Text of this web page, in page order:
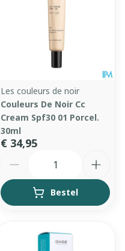
Les couleurs de noir
Couleurs De Noir Cc
Cream Spf30 01 Porcel.
30ml
€ 34,95
Bestel